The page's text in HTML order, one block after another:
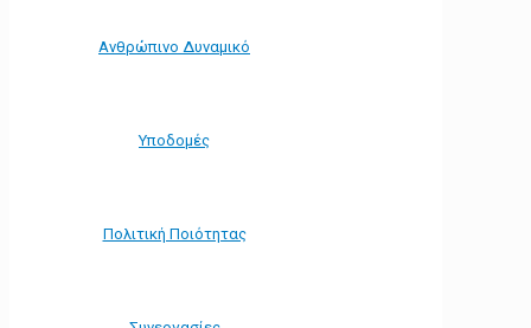
Ανθρώπινο Δυναμικό
Υποδομές
Πολιτική Ποιότητας